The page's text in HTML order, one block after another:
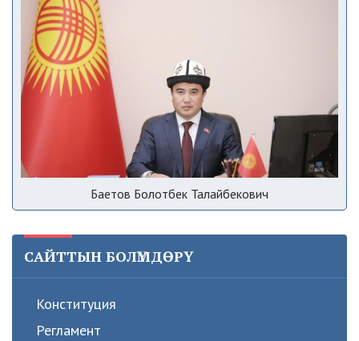
Баетов Болотбек Талайбекович
САЙТТЫН БОЛҮМДӨРҮ
Конституция
Регламент